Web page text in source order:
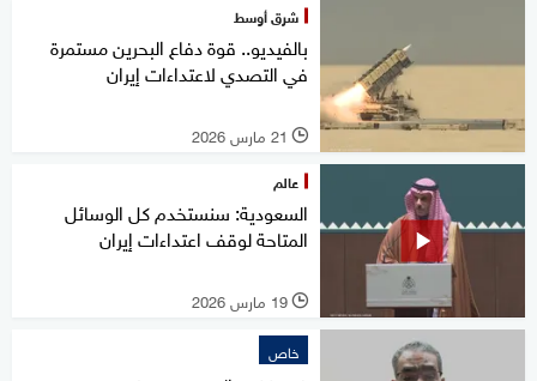
شرق أوسط
بالفيديو.. قوة دفاع البحرين مستمرة
في التصدي لاعتداءات إيران
l 21 مارس 2026
عالم
السعودية: سنستخدم كل الوسائل
المتاحة لوقف اعتداءات إيران
l 19 مارس 2026
خاص